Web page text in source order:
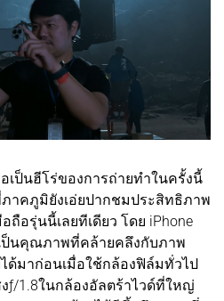
อเป็นฮีโร่ของการถ่ายทำในครั้งนี้
าคภูมิยังเอ่ยปากชมประสิทธิภาพ
อรุ่นนี้เลยทีเดียว โดย iPhone
ป็นคุณภาพที่คล้ายคลึงกับภาพ
ด้มาก่อนเมื่อใช้กล้องฟิล์มทั่วไป
ƒ/1.8ในกล้องอัลตร้าไวด์ที่ใหญ่